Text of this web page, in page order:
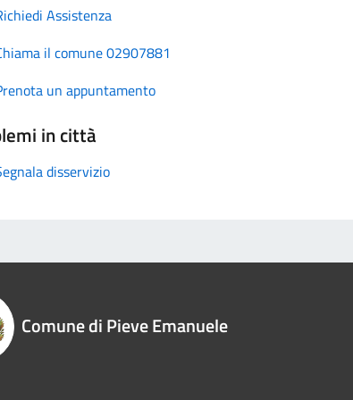
Assistenza
il comune 02907881
un appuntamento
in città
disservizio
Comune di Pieve Emanuele